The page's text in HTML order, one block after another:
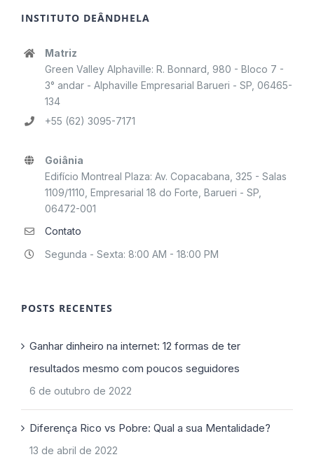
INSTITUTO DEÂNDHELA
Matriz
Green Valley Alphaville: R. Bonnard, 980 - Bloco 7 -
3° andar - Alphaville Empresarial Barueri - SP, 06465-
134
+55 (62) 3095-7171
Goiânia
Edifício Montreal Plaza: Av. Copacabana, 325 - Salas
1109/1110, Empresarial 18 do Forte, Barueri - SP,
06472-001
Contato
Segunda - Sexta: 8:00 AM - 18:00 PM
POSTS RECENTES
Ganhar dinheiro na internet: 12 formas de ter
resultados mesmo com poucos seguidores
6 de outubro de 2022
Diferença Rico vs Pobre: Qual a sua Mentalidade?
13 de abril de 2022